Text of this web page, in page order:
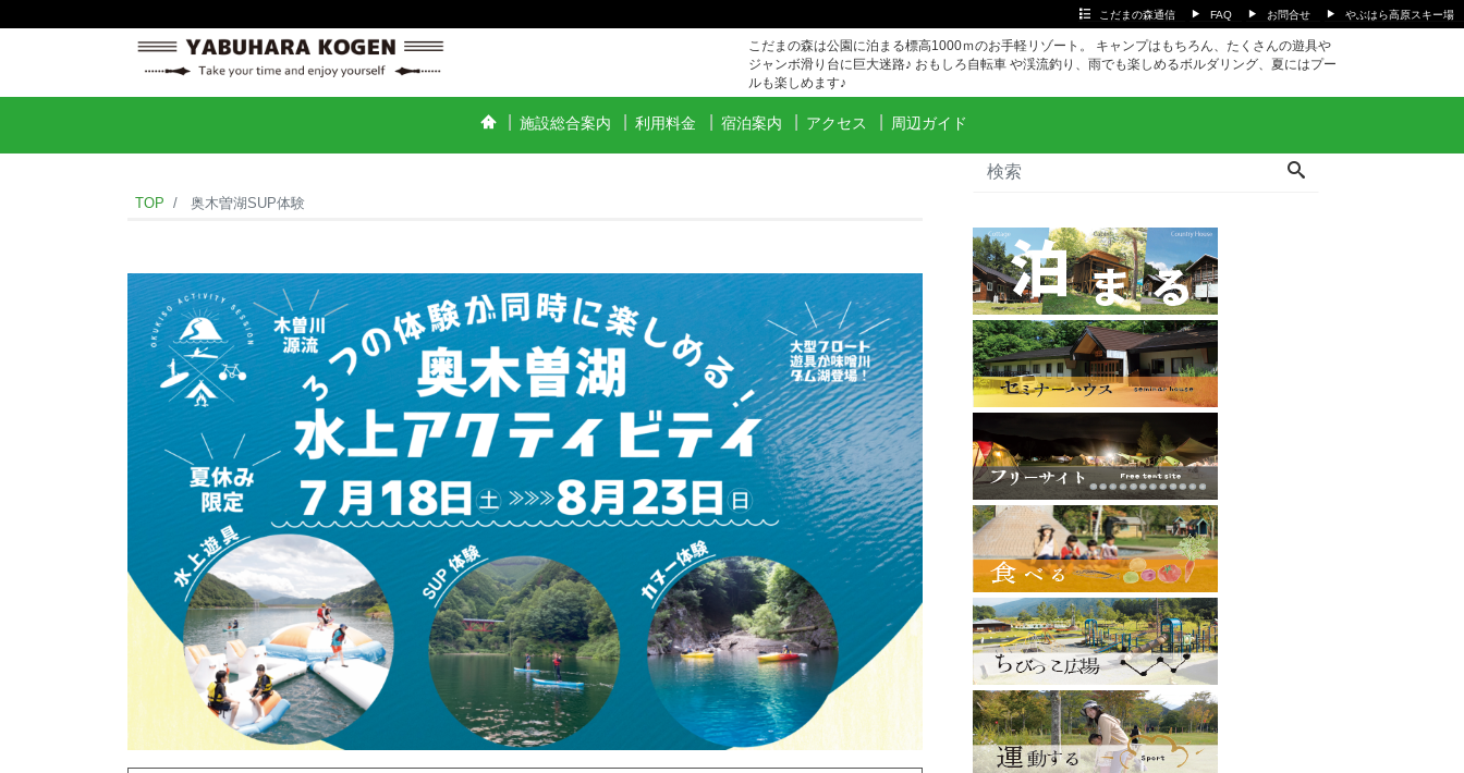
こだまの森通信 FAQ お問合せ やぶはら高原スキー場
こだまの森は公園に泊まる標高1000ｍのお手軽リゾート。 キャンプはもちろん、たくさんの遊具や
ジャンボ滑り台に巨大迷路♪ おもしろ自転車 や渓流釣り、雨でも楽しめるボルダリング、夏にはプー
ルも楽しめます♪
施設総合案内 利用料金 宿泊案内 アクセス 周辺ガイド
TOP 奥木曽湖SUP体験